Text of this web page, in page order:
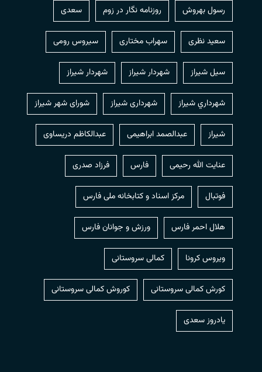
رسول بهروش روزنامه نگار در زوم سعدی
سعید نظری سهراب مختاری سیروس رومی
سیل شیراز شهردار شيراز شهردار شیراز
شهرداري شيراز شهرداری شیراز شورای شهر شیراز
شیراز عبدالصمد ابراهیمی عبدالکاظم دریساوی
عنایت الله رحیمی فارس فرزاد صدری
فوتبال مرکز اسناد و کتابخانه ملی فارس
هلال احمر فارس ورزش و جوانان فارس
ویروس کرونا کمالی سروستانی
کورش کمالی سروستانی کوروش کمالی سروستانی
یادروز سعدی